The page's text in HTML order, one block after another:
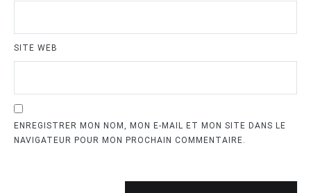
SITE WEB
ENREGISTRER MON NOM, MON E-MAIL ET MON SITE DANS LE
NAVIGATEUR POUR MON PROCHAIN COMMENTAIRE.